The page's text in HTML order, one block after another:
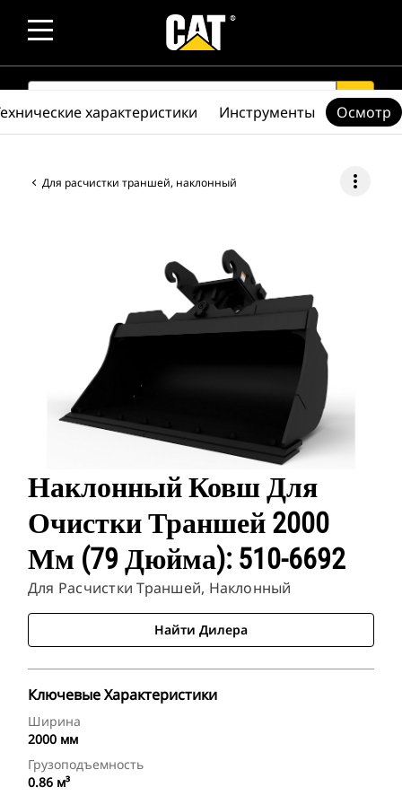
SEARCH search
Для расчистки траншей, наклонный more_vert
Наклонный Ковш Для
Очистки Траншей 2000
Мм (79 Дюйма): 510-6692
Для Расчистки Траншей, Наклонный
Найти Дилера
Ключевые Характеристики
Ширина
2000 мм
Грузоподъемность
0.86 м³
характеристики Инструменты Осмотр